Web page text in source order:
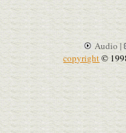
Audio |
copyright©